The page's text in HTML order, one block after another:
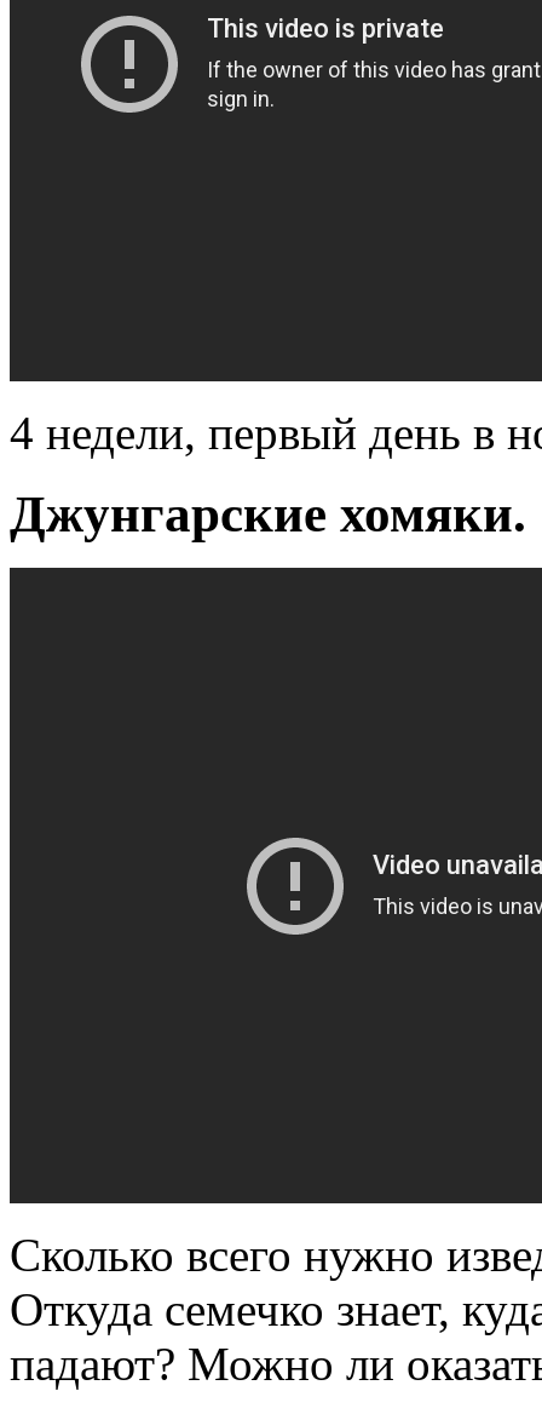
4 недели, первый день в
Джунгарские хомяки.
Сколько всего нужно
Откуда семечко знает,
падают? Можно ли